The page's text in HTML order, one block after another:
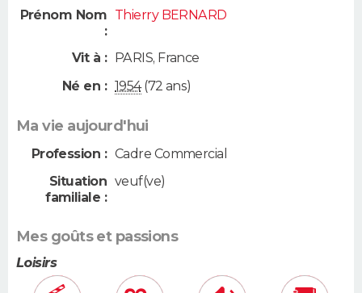
Prénom Nom
:
Thierry BERNARD
Vit à : PARIS, France
Né en : 1954(72 ans)
Ma vie aujourd'hui
Profession : Cadre Commercial
Situation
familiale :
veuf(ve)
Mes goûts et passions
Loisirs